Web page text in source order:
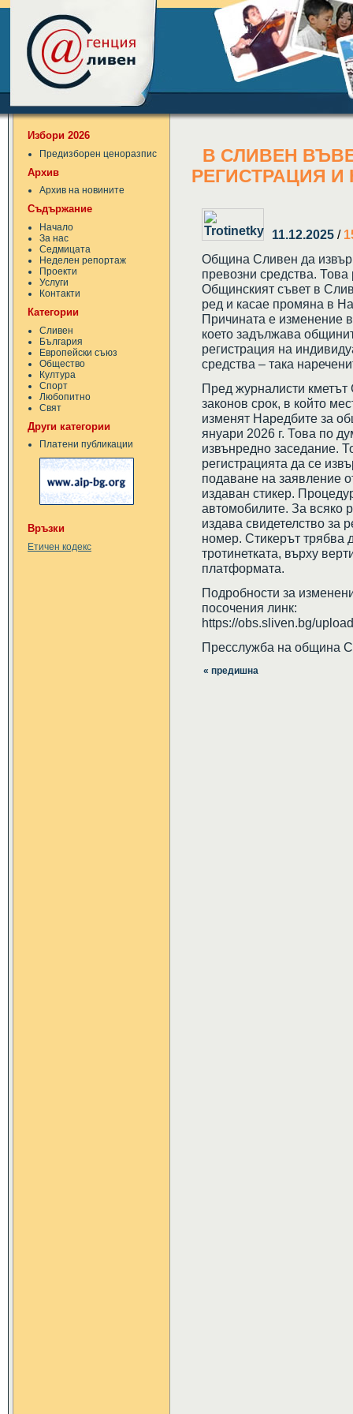
Избори 2026
Предизборен ценоразпис
Архив
Архив на новините
Съдържание
Начало
За нас
Седмицата
Неделен репортаж
Проекти
Услуги
Контакти
Категории
Сливен
България
Европейски съюз
Общество
Култура
Спорт
Любопитно
Свят
Други категории
Платени публикации
Връзки
Етичен кодекс
В СЛИВЕН
РЕГИСТРАЦИЯ И
11.12.2025 /
Община Сливен да
превозни средства.
Общинският съвет в
ред и касае промяна в
Причината е изменение
което задължава
регистрация на
средства – така
Пред журналисти
законов срок, в който
изменят Наредбите за
януари 2026 г. Това по
извънредно заседание.
регистрацията да се
подаване на заявление
издаван стикер.
автомобилите. За всяко
издава свидетелство за
номер. Стикерът трябва
тротинетката, върху
платформата.
Подробности за
посочения линк:
https://obs.sliven.bg/
Пресслужба на община
« предишна